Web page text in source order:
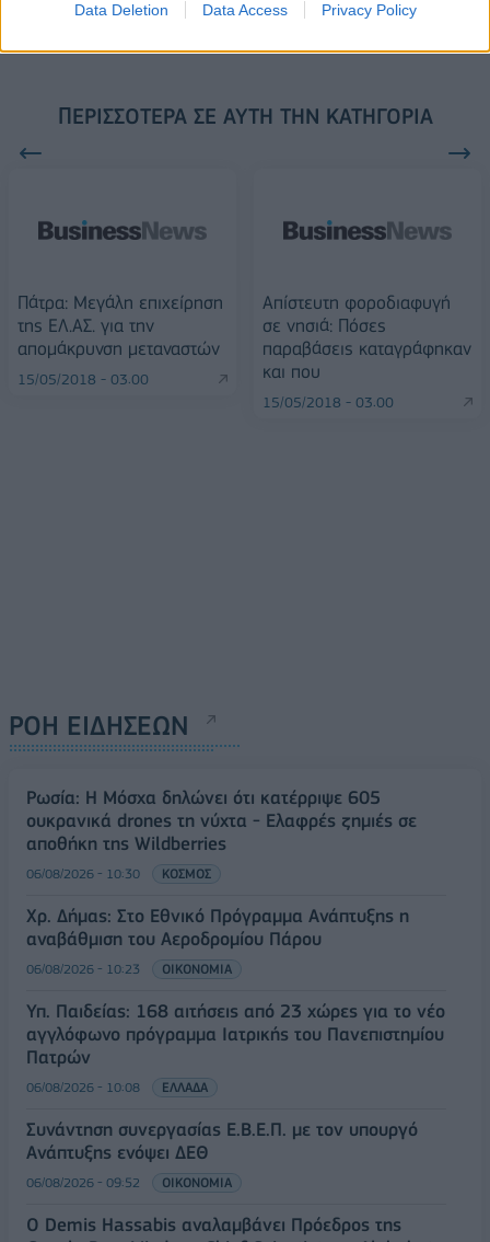
Data Deletion Data Access Privacy Policy
ΠΕΡΙΣΣΌΤΕΡΑ ΣΕ ΑΥΤΉ ΤΗΝ ΚΑΤΗΓΟΡΊΑ
Πάτρα: Μεγάλη επιχείρηση
της ΕΛ.ΑΣ. για την
απομάκρυνση μεταναστών
15/05/2018 - 03:00
Απίστευτη φοροδιαφυγή
σε νησιά: Πόσες
παραβάσεις καταγράφηκαν
και που
15/05/2018 - 03:00
ΡΟΗ ΕΙΔΗΣΕΩΝ
Ρωσία: Η Μόσχα δηλώνει ότι κατέρριψε 605
ουκρανικά drones τη νύχτα - Ελαφρές ζημιές σε
αποθήκη της Wildberries
06/08/2026 - 10:30 ΚΟΣΜΟΣ
Χρ. Δήμας: Στο Εθνικό Πρόγραμμα Ανάπτυξης η
αναβάθμιση του Αεροδρομίου Πάρου
06/08/2026 - 10:23 ΟΙΚΟΝΟΜΙΑ
Υπ. Παιδείας: 168 αιτήσεις από 23 χώρες για το νέο
αγγλόφωνο πρόγραμμα Ιατρικής του Πανεπιστημίου
Πατρών
06/08/2026 - 10:08 ΕΛΛΑΔΑ
Συνάντηση συνεργασίας Ε.Β.Ε.Π. με τον υπουργό
Ανάπτυξης ενόψει ΔΕΘ
06/08/2026 - 09:52 ΟΙΚΟΝΟΜΙΑ
Ο Demis Hassabis αναλαμβάνει Πρόεδρος της